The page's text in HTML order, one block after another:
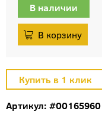
В наличии
Артикул: #00165960